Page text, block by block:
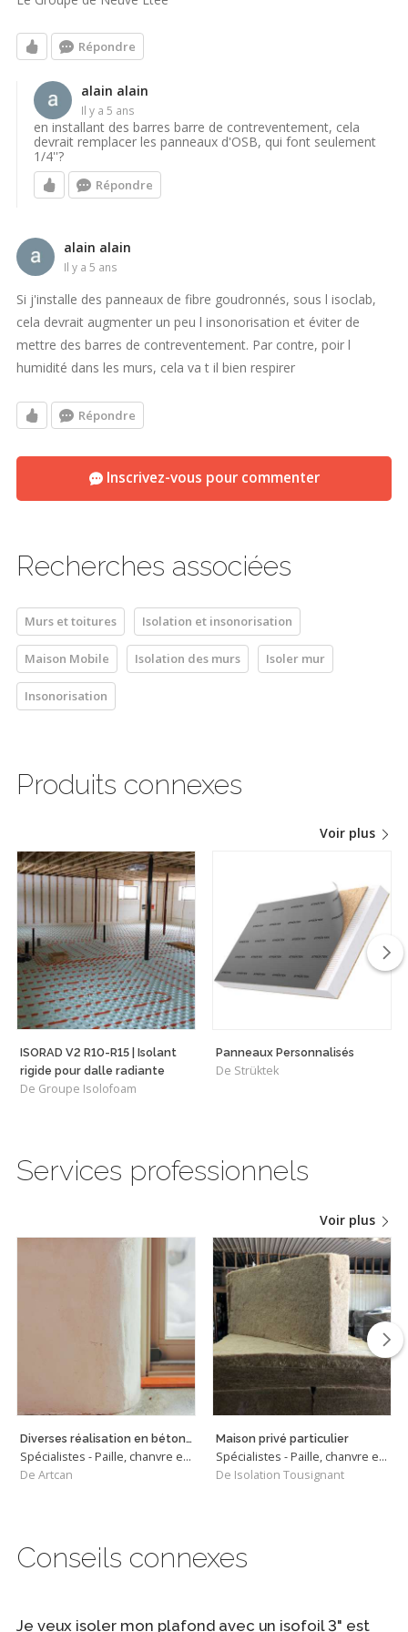
Répondre
alain alain
il y a 5 ans
en installant des barres barre de contreventement, cela
devrait remplacer les panneaux d'OSB, qui font seulement
1/4''?
Répondre
alain alain
il y a 5 ans
Si j'installe des panneaux de fibre goudronnés, sous l isoclab,
cela devrait augmenter un peu l insonorisation et éviter de
mettre des barres de contreventement. Par contre, poir l
humidité dans les murs, cela va t il bien respirer
Répondre
Inscrivez-vous pour commenter
Recherches associées
Murs et toitures Isolation et insonorisation
Maison Mobile Isolation des murs Isoler mur
Insonorisation
Produits connexes
Voir plus
ISORAD V2 R10-R15 | Isolant
rigide pour dalle radiante
De Groupe Isolofoam
Panneaux Personnalisés
De Strüktek
Services professionnels
Voir plus
Diverses réalisation en béton de chanvre
Spécialistes - Paille, chanvre et matériaux biosourcés
De Artcan
Maison privé particulier
Spécialistes - Paille, chanvre et matériaux biosourcés
De Isolation Tousignant
Conseils connexes
Je veux isoler mon plafond avec un isofoil 3" est